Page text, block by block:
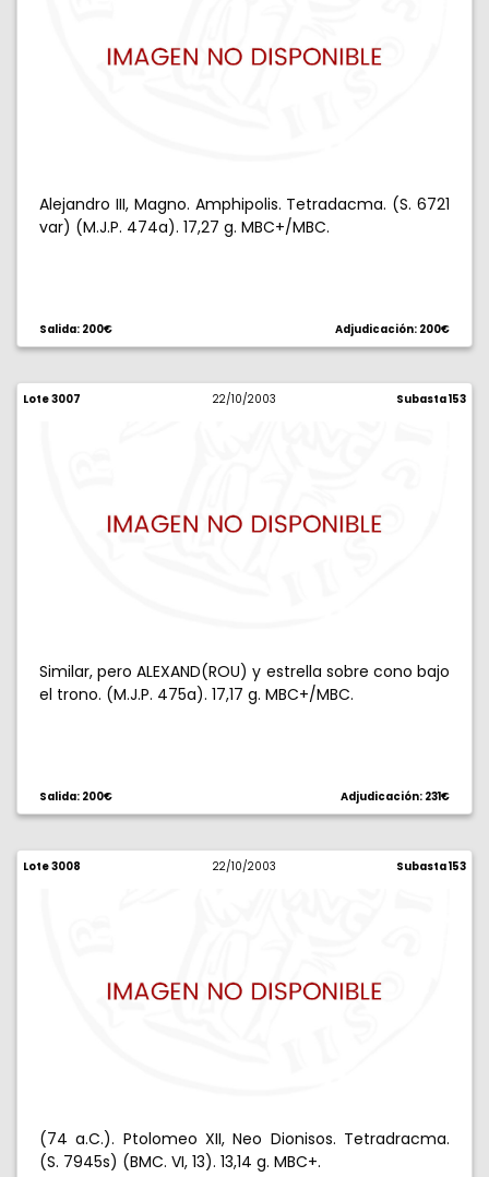
Alejandro III, Magno. Amphipolis. Tetradacma. (S. 6721
var) (M.J.P. 474a). 17,27 g. MBC+/MBC.
Salida: 200€ Adjudicación: 200€
Lote 3007 22/10/2003 Subasta 153
Similar, pero ALEXAND(ROU) y estrella sobre cono bajo
el trono. (M.J.P. 475a). 17,17 g. MBC+/MBC.
Salida: 200€ Adjudicación: 231€
Lote 3008 22/10/2003 Subasta 153
(74 a.C.). Ptolomeo XII, Neo Dionisos. Tetradracma.
(S. 7945s) (BMC. VI, 13). 13,14 g. MBC+.